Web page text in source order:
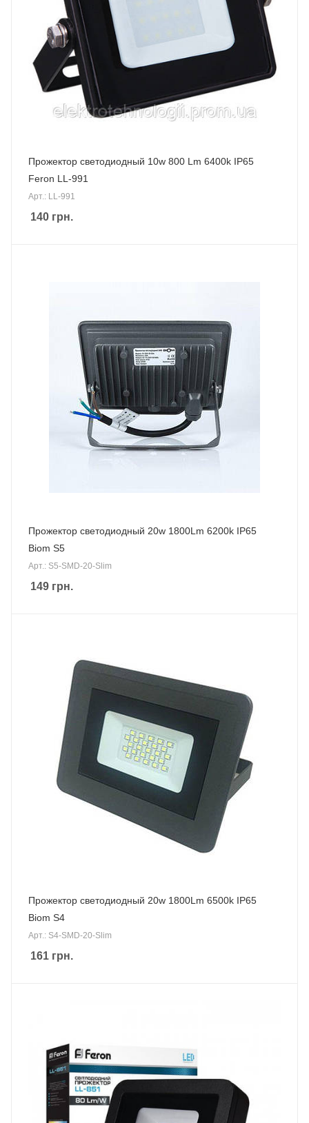
Прожектор светодиодный 10w 800 Lm 6400k IP65
Feron LL-991
Арт.: LL-991
140 грн.
Прожектор светодиодный 20w 1800Lm 6200k IP65
Biom S5
Арт.: S5-SMD-20-Slim
149 грн.
Прожектор светодиодный 20w 1800Lm 6500k IP65
Biom S4
Арт.: S4-SMD-20-Slim
161 грн.